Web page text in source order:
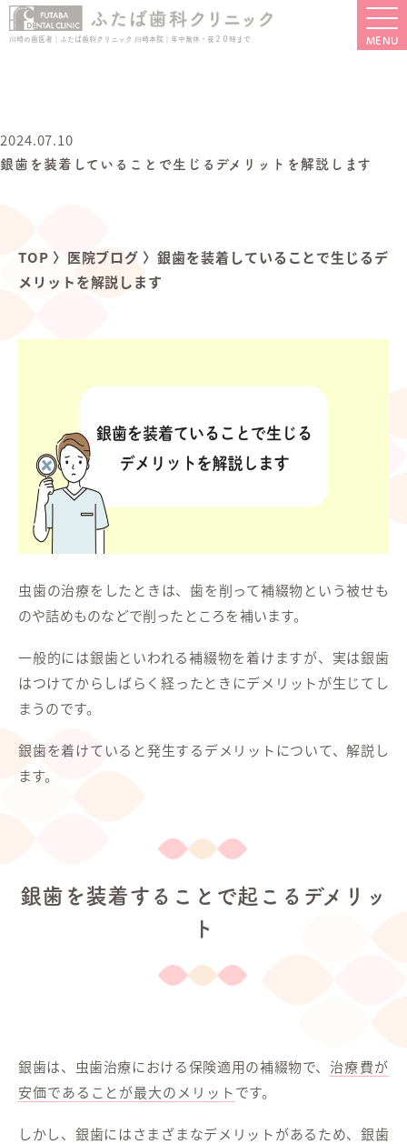
川崎の歯医者｜ふたば歯科クリニック 川崎本院｜年中無休・夜２０時まで
2024.07.10
銀歯を装着していることで生じるデメリットを解説します
TOP 〉 医院ブログ 〉銀歯を装着していることで生じるデ
メリットを解説します
虫歯の治療をしたときは、歯を削って補綴物という被せも
のや詰めものなどで削ったところを補います。
一般的には銀歯といわれる補綴物を着けますが、実は銀歯
はつけてからしばらく経ったときにデメリットが生じてし
まうのです。
銀歯を着けていると発生するデメリットについて、解説し
ます。
銀歯を装着することで起こるデメリッ
ト
銀歯は、虫歯治療における保険適用の補綴物で、 治療費が
安価であることが最大のメリットです。
しかし、銀歯にはさまざまなデメリットがあるため、銀歯